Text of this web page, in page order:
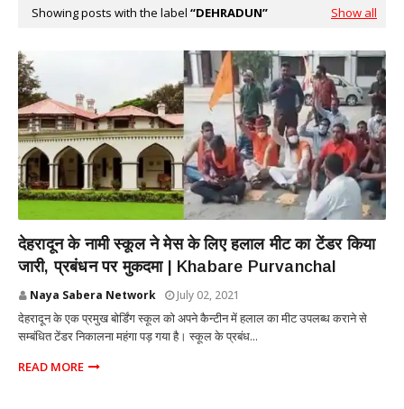
Showing posts with the label DEHRADUN Show all
देहरादून के नामी स्कूल ने मेस के लिए हलाल मीट का टेंडर किया
जारी, प्रबंधन पर मुकदमा | Khabare Purvanchal
Naya Sabera Network July 02, 2021
देहरादून के एक प्रमुख बोर्डिंग स्कूल को अपने कैन्टीन में हलाल का मीट उपलब्ध कराने से
सम्बंधित टेंडर निकालना महंगा पड़ गया है। स्कूल के प्रबंध...
READ MORE